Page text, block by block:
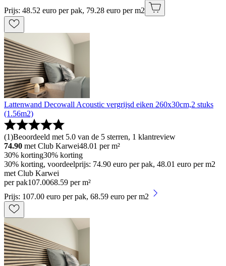
Prijs: 48.52 euro per pak, 79.28 euro per m2
Lattenwand Decowall Acoustic vergrijsd eiken 260x30cm,2 stuks
(1.56m2)
(1)Beoordeeld met 5.0 van de 5 sterren, 1 klantreview
74.90 met Club Karwei48.01 per m²
30% korting30% korting
30% korting, voordeelprijs: 74.90 euro per pak, 48.01 euro per m2
met Club Karwei
per pak107.0068.59 per m²
Prijs: 107.00 euro per pak, 68.59 euro per m2